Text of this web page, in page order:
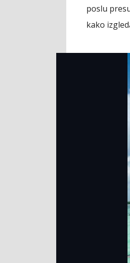
poslu
kako